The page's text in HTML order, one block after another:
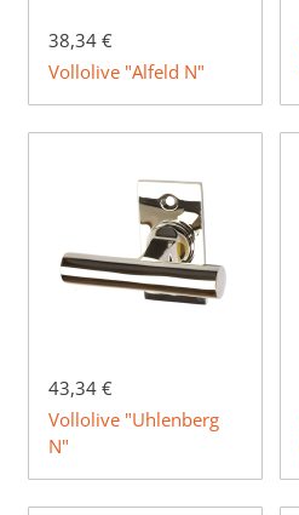
38,34 €
Vollolive "Alfeld N"
43,34 €
Vollolive "Uhlenberg
N"